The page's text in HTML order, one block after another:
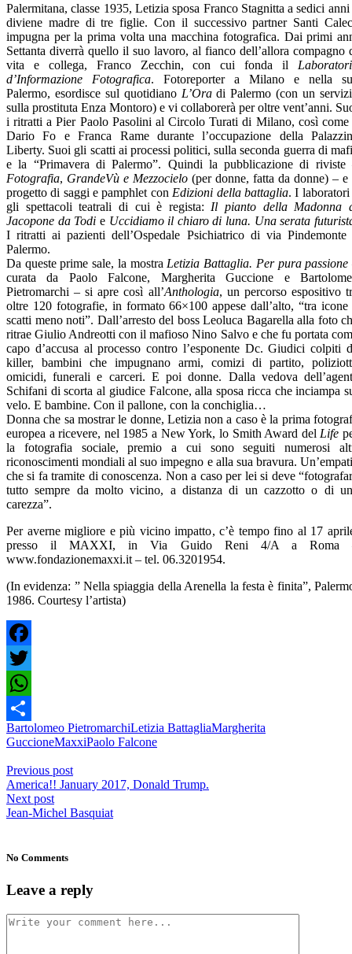
Palermitana, classe 1935, Letizia sposa Franco Stagnitta a sedici anni
diviene madre di tre figlie. Con il successivo partner Santi
impugna per la prima volta una macchina fotografica. Dai primi
Settanta diverrà quello il suo lavoro, al fianco dell’allora compagno
vita e collega, Franco Zecchin, con cui fonda il
d’Informazione Fotografica. Fotoreporter a Milano e nella
Palermo, esordisce sul quotidiano L’Oradi Palermo (con un
sulla prostituta Enza Montoro) e vi collaborerà per oltre vent’anni.
i ritratti a Pier Paolo Pasolini al Circolo Turati di Milano, così come
Dario Fo e Franca Rame durante l’occupazione della
Liberty. Suoi gli scatti ai processi politici, sulla seconda guerra di
e la “Primavera di Palermo”. Quindi la pubblicazione di riviste
Fotografia, GrandeVù e Mezzocielo (per donne, fatta da donne) –
progetto di saggi e pamphlet con Edizioni della battaglia. I laboratori
gli spettacoli teatrali di cui è regista: Il pianto della Madonna
Jacopone da Todi e Uccidiamo il chiaro di luna. Una serata
I ritratti ai pazienti dell’Ospedale Psichiatrico di via Pindemonte
Palermo.
Da queste prime sale, la mostra Letizia Battaglia. Per pura passione
curata da Paolo Falcone, Margherita Guccione e
Pietromarchi – si apre così all’Anthologia, un percorso espositivo
oltre 120 fotografie, in formato 66×100 appese dall’alto, “tra icone
scatti meno noti”. Dall’arresto del boss Leoluca Bagarella alla foto
ritrae Giulio Andreotti con il mafioso Nino Salvo e che fu portata
capo d’accusa al processo contro l’esponente Dc. Giudici colpiti
killer, bambini che impugnano armi, comizi di partito,
omicidi, funerali e carceri. E poi donne. Dalla vedova
Schifani di scorta al giudice Falcone, alla sposa ricca che inciampa
velo. E bambine. Con il pallone, con la conchiglia…
Donna che sa mostrar le donne, Letizia non a caso è la prima
europea a ricevere, nel 1985 a New York, lo Smith Award del Life
la fotografia sociale, premio a cui sono seguiti numerosi
riconoscimenti mondiali al suo impegno e alla sua bravura.
che si fa tramite di conoscenza. Non a caso per lei si deve
tutto sempre da molto vicino, a distanza di un cazzotto o di
carezza”.
Per averne migliore e più vicino impatto, c’è tempo fino al 17
presso il MAXXI, in Via Guido Reni 4/A a Roma
www.fondazionemaxxi.it – tel. 06.3201954.
(In evidenza: ” Nella spiaggia della Arenella la festa è finita”,
1986. Courtesy l’artista)
Facebook
Twitter
WhatsApp
Condividi
Bartolomeo PietromarchiLetizia BattagliaMargherita
GuccioneMaxxiPaolo Falcone
Previous post
America!! January 2017, Donald Trump.
Next post
Jean-Michel Basquiat
No Comments
Leave a reply